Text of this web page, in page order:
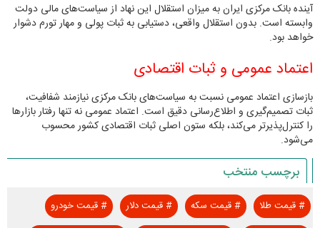
آینده بانک مرکزی ایران به میزان استقلال این نهاد از سیاست‌های مالی دولت
وابسته است. بدون استقلال واقعی، دستیابی به ثبات پولی و مهار تورم دشوار
خواهد بود.
اعتماد عمومی و ثبات اقتصادی
بازسازی اعتماد عمومی نسبت به سیاست‌های بانک مرکزی نیازمند شفافیت،
ثبات تصمیم‌گیری و اطلاع‌رسانی دقیق است. اعتماد عمومی نه‌ تنها رفتار بازارها
را کنترل‌پذیرتر می‌کند، بلکه ستون اصلی ثبات اقتصادی کشور محسوب
می‌شود.
برچسب منتخب
#قیمت طلا #قیمت سکه #قیمت دلار #قیمت خودرو